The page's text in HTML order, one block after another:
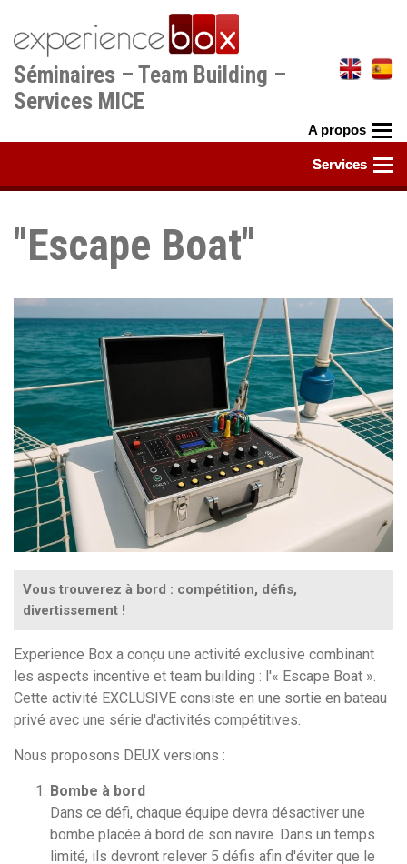
contenu
principal
Séminaires – Team Building –
Services MICE
"Escape Boat"
Vous trouverez à bord : compétition, défis,
divertissement !
Experience Box a conçu une activité exclusive combinant
les aspects incentive et team building : l'« Escape Boat ».
Cette activité EXCLUSIVE consiste en une sortie en bateau
privé avec une série d'activités compétitives.
Nous proposons DEUX versions :
Bombe à bord
Dans ce défi, chaque équipe devra désactiver une
bombe placée à bord de son navire. Dans un temps
limité, ils devront relever 5 défis afin d'éviter que le